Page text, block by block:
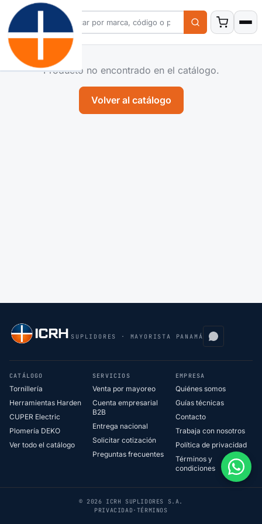
Producto no encontrado en el catálogo.
Volver al catálogo
SUPLIDORES · MAYORISTA PANAMÁ
CATÁLOGO
Tornillería
Herramientas Harden
CUPER Electric
Plomería DEKO
Ver todo el catálogo
SERVICIOS
Venta por mayoreo
Cuenta empresarial
B2B
Entrega nacional
Solicitar cotización
Preguntas frecuentes
EMPRESA
Quiénes somos
Guías técnicas
Contacto
Trabaja con nosotros
Política de privacidad
Términos y
condiciones
© 2026 ICRH SUPLIDORES S.A.
PRIVACIDAD · TÉRMINOS